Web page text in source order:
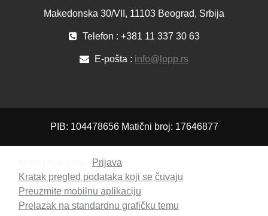
Makedonska 30/VII, 11103 Beograd, Srbija
Telefon : +381 11 337 30 63
E-pošta : info@lppp.rs
PIB: 104478656 Matični broj: 17646877
Prijava
Kratak pregled podataka koji se čuvaju
Preuzmite mobilnu aplikaciju
Prelazak na standardnu grafičku temu